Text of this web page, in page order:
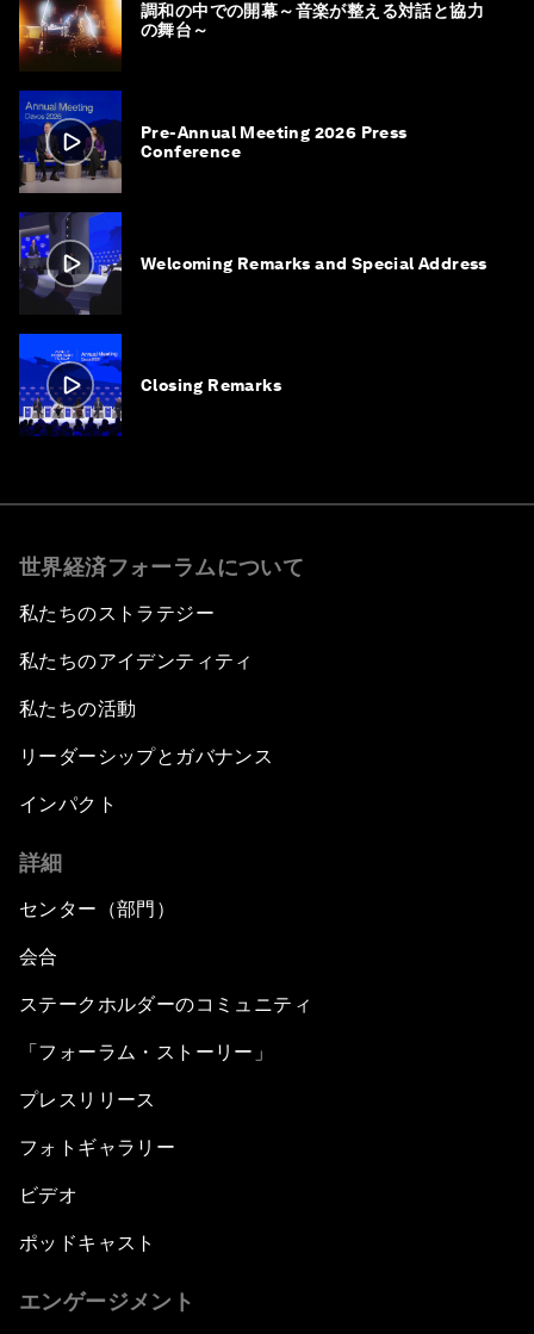
調和の中での開幕～音楽が整える対話と協力
の舞台～
Pre-Annual Meeting 2026 Press
Conference
Welcoming Remarks and Special Address
Closing Remarks
世界経済フォーラムについて
私たちのストラテジー
私たちのアイデンティティ
私たちの活動
リーダーシップとガバナンス
インパクト
詳細
センター（部門）
会合
ステークホルダーのコミュニティ
「フォーラム・ストーリー」
プレスリリース
フォトギャラリー
ビデオ
ポッドキャスト
エンゲージメント